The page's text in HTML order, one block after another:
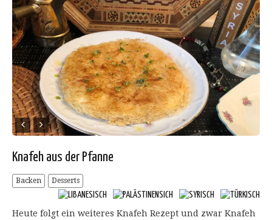
Knafeh aus der Pfanne
Backen Desserts
Heute folgt ein weiteres Knafeh Rezept und zwar Knafeh